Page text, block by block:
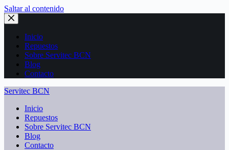
Saltar al contenido
Inicio
Repuestos
Sobre Servitec BCN
Blog
Contacto
Servitec BCN
Inicio
Repuestos
Sobre Servitec BCN
Blog
Contacto